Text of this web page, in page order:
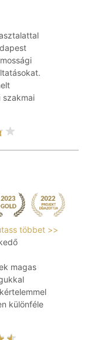
szakmai
többet >>
magas
különféle